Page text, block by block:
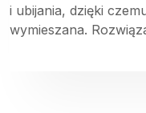
i ubijania, dzięki
wymieszana.